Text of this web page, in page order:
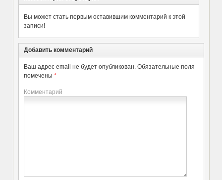
Вы может стать первым оставившим комментарий к этой
записи!
Добавить комментарий
Ваш адрес email не будет опубликован. Обязательные поля
помечены *
Комментарий